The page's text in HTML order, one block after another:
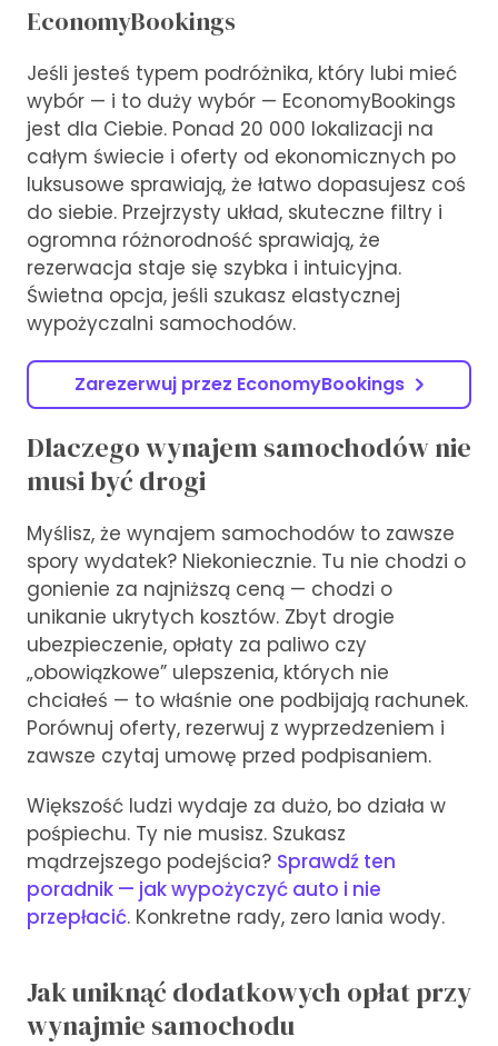
EconomyBookings
Jeśli jesteś typem podróżnika, który lubi mieć
wybór — i to duży wybór — EconomyBookings
jest dla Ciebie. Ponad 20 000 lokalizacji na
całym świecie i oferty od ekonomicznych po
luksusowe sprawiają, że łatwo dopasujesz coś
do siebie. Przejrzysty układ, skuteczne filtry i
ogromna różnorodność sprawiają, że
rezerwacja staje się szybka i intuicyjna.
Świetna opcja, jeśli szukasz elastycznej
wypożyczalni samochodów.
Zarezerwuj przez EconomyBookings
Dlaczego wynajem samochodów nie
musi być drogi
Myślisz, że wynajem samochodów to zawsze
spory wydatek? Niekoniecznie. Tu nie chodzi o
gonienie za najniższą ceną — chodzi o
unikanie ukrytych kosztów. Zbyt drogie
ubezpieczenie, opłaty za paliwo czy
„obowiązkowe” ulepszenia, których nie
chciałeś — to właśnie one podbijają rachunek.
Porównuj oferty, rezerwuj z wyprzedzeniem i
zawsze czytaj umowę przed podpisaniem.
Większość ludzi wydaje za dużo, bo działa w
pośpiechu. Ty nie musisz. Szukasz
mądrzejszego podejścia? Sprawdź ten
poradnik — jak wypożyczyć auto i nie
przepłacić. Konkretne rady, zero lania wody.
Jak uniknąć dodatkowych opłat przy
wynajmie samochodu